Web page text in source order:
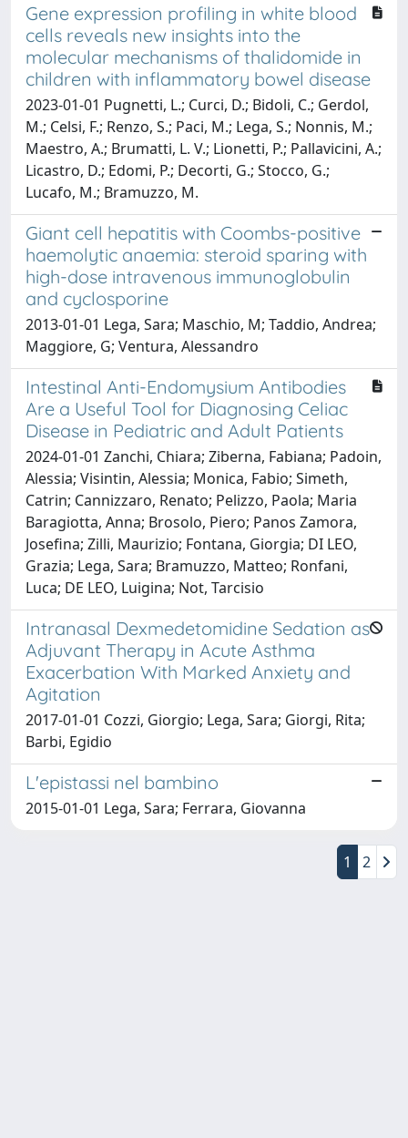
Gene expression profiling in white blood
cells reveals new insights into the
molecular mechanisms of thalidomide in
children with inflammatory bowel disease
2023-01-01 Pugnetti, L.; Curci, D.; Bidoli, C.; Gerdol,
M.; Celsi, F.; Renzo, S.; Paci, M.; Lega, S.; Nonnis, M.;
Maestro, A.; Brumatti, L. V.; Lionetti, P.; Pallavicini, A.;
Licastro, D.; Edomi, P.; Decorti, G.; Stocco, G.;
Lucafo, M.; Bramuzzo, M.
Giant cell hepatitis with Coombs-positive
haemolytic anaemia: steroid sparing with
high-dose intravenous immunoglobulin
and cyclosporine
2013-01-01 Lega, Sara; Maschio, M; Taddio, Andrea;
Maggiore, G; Ventura, Alessandro
Intestinal Anti-Endomysium Antibodies
Are a Useful Tool for Diagnosing Celiac
Disease in Pediatric and Adult Patients
2024-01-01 Zanchi, Chiara; Ziberna, Fabiana; Padoin,
Alessia; Visintin, Alessia; Monica, Fabio; Simeth,
Catrin; Cannizzaro, Renato; Pelizzo, Paola; Maria
Baragiotta, Anna; Brosolo, Piero; Panos Zamora,
Josefina; Zilli, Maurizio; Fontana, Giorgia; DI LEO,
Grazia; Lega, Sara; Bramuzzo, Matteo; Ronfani,
Luca; DE LEO, Luigina; Not, Tarcisio
Intranasal Dexmedetomidine Sedation as
Adjuvant Therapy in Acute Asthma
Exacerbation With Marked Anxiety and
Agitation
2017-01-01 Cozzi, Giorgio; Lega, Sara; Giorgi, Rita;
Barbi, Egidio
L'epistassi nel bambino
2015-01-01 Lega, Sara; Ferrara, Giovanna
1 2